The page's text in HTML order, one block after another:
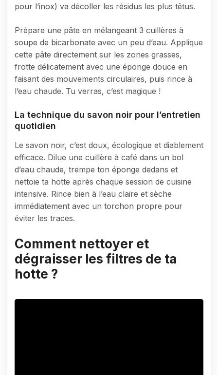
pour l’inox) va décoller les résidus les plus têtus.
Prépare une pâte en mélangeant 3 cuillères à
soupe de bicarbonate avec un peu d’eau. Applique
cette pâte directement sur les zones grasses,
frotte délicatement avec une éponge douce en
faisant des mouvements circulaires, puis rince à
l’eau chaude. Tu verras, c’est magique !
La technique du savon noir pour l’entretien
quotidien
Le savon noir, c’est doux, écologique et diablement
efficace. Dilue une cuillère à café dans un bol
d’eau chaude, trempe ton éponge dedans et
nettoie ta hotte après chaque session de cuisine
intensive. Rince bien à l’eau claire et sèche
immédiatement avec un torchon propre pour
éviter les traces.
Comment nettoyer et
dégraisser les filtres de ta
hotte ?